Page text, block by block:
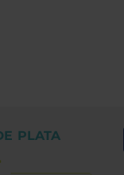
PLATA